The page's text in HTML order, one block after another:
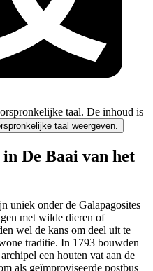
taal. De inhoud is
taal weergeven.
De Baai van het
uniek onder de Galapagosites
met wilde dieren of
wel de kans om deel uit te
traditie. In 1793 bouwden
een houten vat aan de
als geïmproviseerde postbus